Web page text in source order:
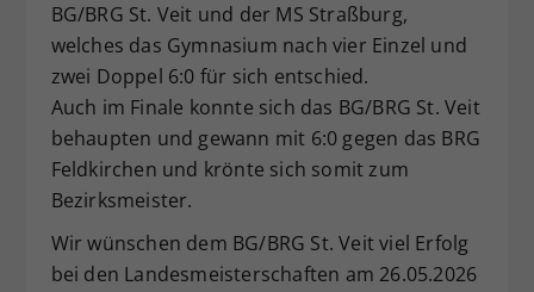
BG/BRG St. Veit und der MS Straßburg,
welches das Gymnasium nach vier Einzel und
zwei Doppel 6:0 für sich entschied.
Auch im Finale konnte sich das BG/BRG St. Veit
behaupten und gewann mit 6:0 gegen das BRG
Feldkirchen und krönte sich somit zum
Bezirksmeister.
Wir wünschen dem BG/BRG St. Veit viel Erfolg
bei den Landesmeisterschaften am 26.05.2026